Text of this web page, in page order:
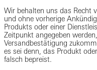
Wir behalten uns das Recht
und ohne vorherige
Produkts oder einer
Zeitpunkt angegeben
Versandbestätigung
es sei denn, das Produkt
falsch bepreist.